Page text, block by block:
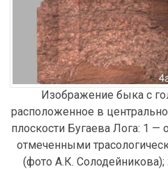
Изображение быка с
расположенное в
плоскости Бугаева Лога: 1
отмеченными
(фото А.К.